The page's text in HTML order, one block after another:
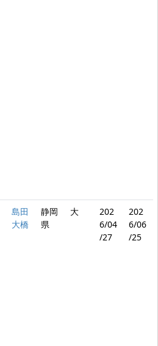
島田
大橋
静岡
県
大
202
6/04
/27
202
6/06
/25